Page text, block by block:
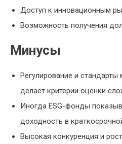
Доступ к инновационным
Возможность получения
Минусы
Регулирование и стандарты
делает критерии оценки
Иногда ESG-фонды
доходность в
Высокая конкуренция и